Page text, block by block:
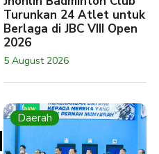
Turunkan 24 Atlet untuk
Berlaga di JBC VIII Open
2026
5 August 2026
Daerah